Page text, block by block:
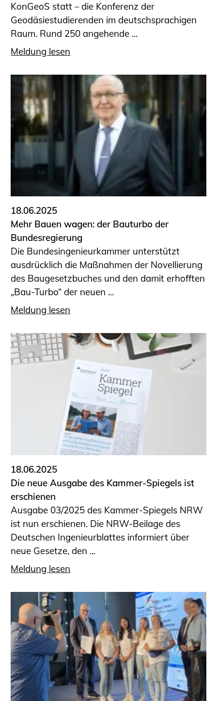
KonGeoS statt – die Konferenz der
Geodäsiestudierenden im deutschsprachigen
Raum. Rund 250 angehende ...
Meldung lesen
18.06.2025
Mehr Bauen wagen: der Bauturbo der
Bundesregierung
Die Bundesingenieurkammer unterstützt
ausdrücklich die Maßnahmen der Novellierung
des Baugesetzbuches und den damit erhofften
„Bau-Turbo“ der neuen ...
Meldung lesen
18.06.2025
Die neue Ausgabe des Kammer-Spiegels ist
erschienen
Ausgabe 03/2025 des Kammer-Spiegels NRW
ist nun erschienen. Die NRW-Beilage des
Deutschen Ingenieurblattes informiert über
neue Gesetze, den ...
Meldung lesen